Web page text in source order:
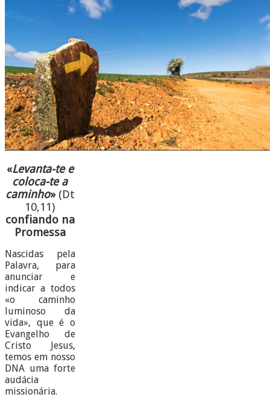
«Levanta-te e
coloca-te a
caminho»(Dt
10,11)
confiando na
Promessa
Nascidas pela
Palavra, para
anunciar e
indicar a todos
«o caminho
luminoso da
vida», que é o
Evangelho de
Cristo Jesus,
temos em nosso
DNA uma forte
audácia
missionária.